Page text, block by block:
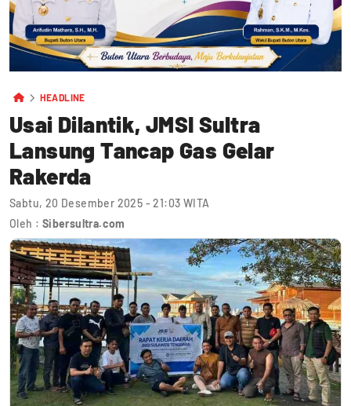
HEADLINE
Usai Dilantik, JMSI Sultra
Lansung Tancap Gas Gelar
Rakerda
Sabtu, 20 Desember 2025 - 21:03 WITA
Oleh : Sibersultra.com